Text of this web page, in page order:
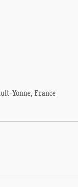
Yonne, France